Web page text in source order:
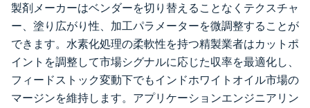
製剤メーカーはベンダーを切り替えることなくテクスチャ
ー、塗り広がり性、加工パラメーターを微調整することが
できます。水素化処理の柔軟性を持つ精製業者はカットポ
イントを調整して市場シグナルに応じた収率を最適化し、
フィードストック変動下でもインドホワイトオイル市場の
マージンを維持します。アプリケーションエンジニアリン